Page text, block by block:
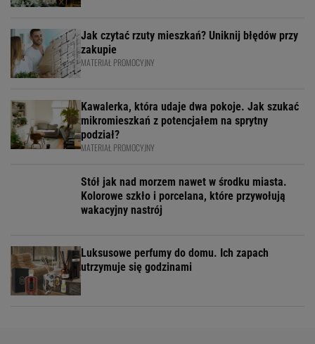
Jak czytać rzuty mieszkań? Uniknij błędów przy
zakupie
MATERIAŁ PROMOCYJNY
Kawalerka, która udaje dwa pokoje. Jak szukać
mikromieszkań z potencjałem na sprytny
podział?
MATERIAŁ PROMOCYJNY
Stół jak nad morzem nawet w środku miasta.
Kolorowe szkło i porcelana, które przywołują
wakacyjny nastrój
Luksusowe perfumy do domu. Ich zapach
utrzymuje się godzinami